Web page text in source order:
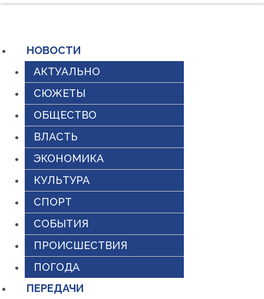
содержимому
НОВОСТИ
АКТУАЛЬНО
СЮЖЕТЫ
ОБЩЕСТВО
ВЛАСТЬ
ЭКОНОМИКА
КУЛЬТУРА
СПОРТ
СОБЫТИЯ
ПРОИСШЕСТВИЯ
ПОГОДА
ПЕРЕДАЧИ